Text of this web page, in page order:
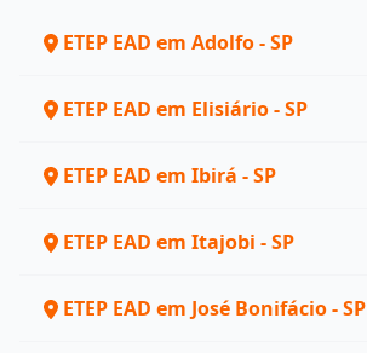
ETEP EAD em Adolfo - SP
ETEP EAD em Elisiário - SP
ETEP EAD em Ibirá - SP
ETEP EAD em Itajobi - SP
ETEP EAD em José Bonifácio - SP